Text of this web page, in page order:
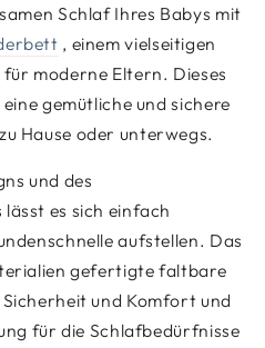
Schlaf Ihres Babys mit
, einem vielseitigen
moderne Eltern. Dieses
gemütliche und sichere
Hause oder unterwegs.
und des
es sich einfach
aufstellen. Das
gefertigte faltbare
und Komfort und
für die Schlafbedürfnisse